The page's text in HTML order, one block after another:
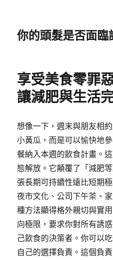
你的頭髮是否面臨
享受美食零罪
讓減肥與生活
想像一下，週末與朋友相
小黃瓜，而是可以愉快地
餐納入本週的飲食計畫。
態解放。它顛覆了「減肥
張長期可持續性遠比短期
夜市文化、公司下午茶、
種方法顯得格外親切與實
向極限，要求你對所有誘
己飲食的決策者。你可以
自己的選擇負責。這個負